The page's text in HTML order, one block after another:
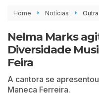
Home Notícias
Nelma Marks
Diversidade
Feira
A cantora se
Maneca Ferreira.